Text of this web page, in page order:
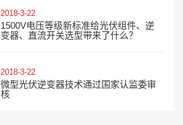
2018-3-22
1500V电压等级新标准给光伏组件、逆
变器、直流开关选型带来了什么？
2018-3-22
微型光伏逆变器技术通过国家认监委审
核